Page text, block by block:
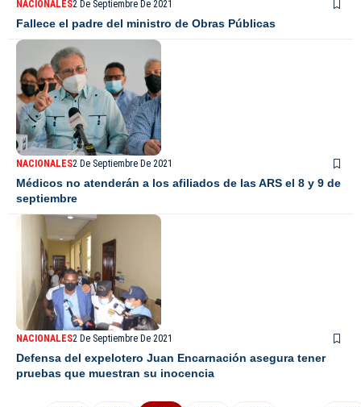
NACIONALES2 De Septiembre De 2021
Fallece el padre del ministro de Obras Públicas
NACIONALES2 De Septiembre De 2021
Médicos no atenderán a los afiliados de las ARS el 8 y 9 de
septiembre
NACIONALES2 De Septiembre De 2021
Defensa del expelotero Juan Encarnación asegura tener
pruebas que muestran su inocencia